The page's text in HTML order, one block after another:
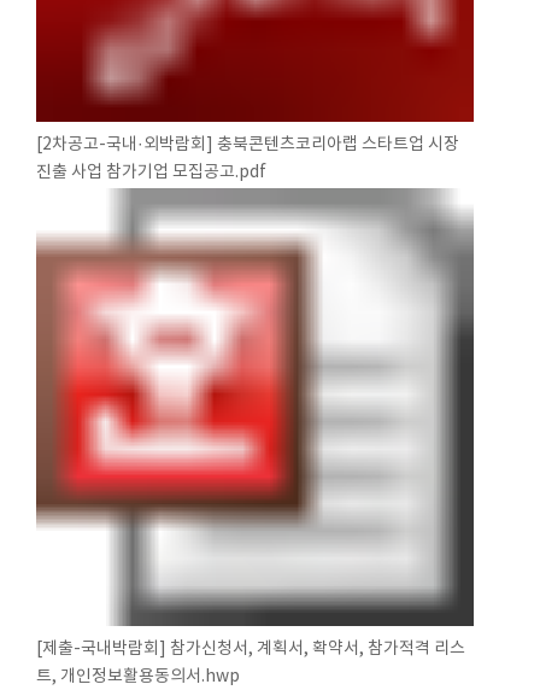
[2차공고-국내·외박람회] 충북콘텐츠코리아랩 스타트업 시장
진출 사업 참가기업 모집공고.pdf
[제출-국내박람회] 참가신청서, 계획서, 확약서, 참가적격 리스
트, 개인정보활용동의서.hwp